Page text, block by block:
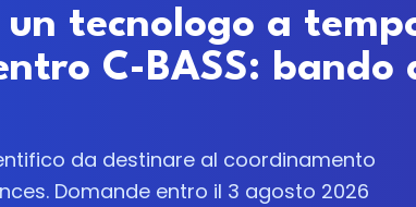
tecnologo a
C-BASS: bando
da destinare al coordinamento
Domande entro il 3 agosto 2026